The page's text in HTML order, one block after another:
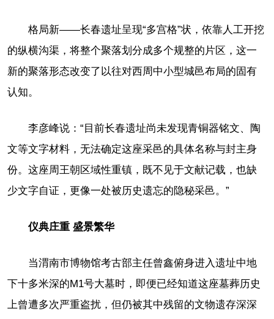
格局新——长春遗址呈现“多宫格”状，依靠人工开挖
的纵横沟渠，将整个聚落划分成多个规整的片区，这一
新的聚落形态改变了以往对西周中小型城邑布局的固有
认知。
李彦峰说：“目前长春遗址尚未发现青铜器铭文、陶
文等文字材料，无法确定这座采邑的具体名称与封主身
份。这座周王朝区域性重镇，既不见于文献记载，也缺
少文字自证，更像一处被历史遗忘的隐秘采邑。”
仪典庄重 盛景繁华
当渭南市博物馆考古部主任曾鑫俯身进入遗址中地
下十多米深的M1号大墓时，即便已经知道这座墓葬历史
上曾遭多次严重盗扰，但仍被其中残留的文物遗存深深